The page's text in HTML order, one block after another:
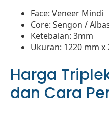
Face: Veneer Mindi
Core: Sengon /
Ketebalan: 3mm
Ukuran: 1220 mm x
Harga
dan Cara